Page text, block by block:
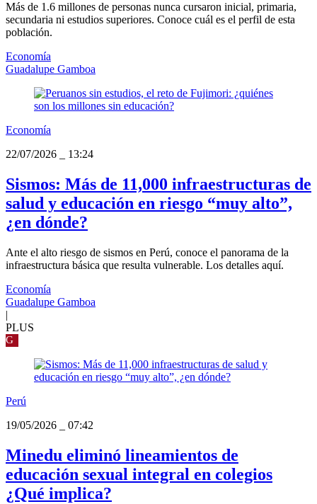
Más de 1.6 millones de personas nunca cursaron inicial, primaria,
secundaria ni estudios superiores. Conoce cuál es el perfil de esta
población.
Economía
Guadalupe Gamboa
Economía
22/07/2026
13:24
Sismos: Más de 11,000 infraestructuras de
salud y educación en riesgo “muy alto”,
¿en dónde?
Ante el alto riesgo de sismos en Perú, conoce el panorama de la
infraestructura básica que resulta vulnerable. Los detalles aquí.
Economía
Guadalupe Gamboa
|
PLUS
G
Perú
19/05/2026
07:42
Minedu eliminó lineamientos de
educación sexual integral en colegios
¿Qué implica?